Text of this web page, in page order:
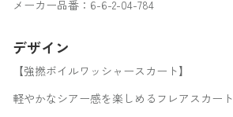
メーカー品番：6-6-2-04-784
デザイン
【強撚ボイルワッシャースカート】
軽やかなシアー感を楽しめるフレアスカート